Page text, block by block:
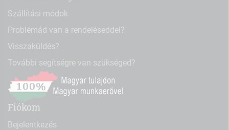
Szállítási módok
Problémád van a rendeléseddel?
Visszaküldés?
További segítségre van szükséged?
Fiókom
Bejelentkezés